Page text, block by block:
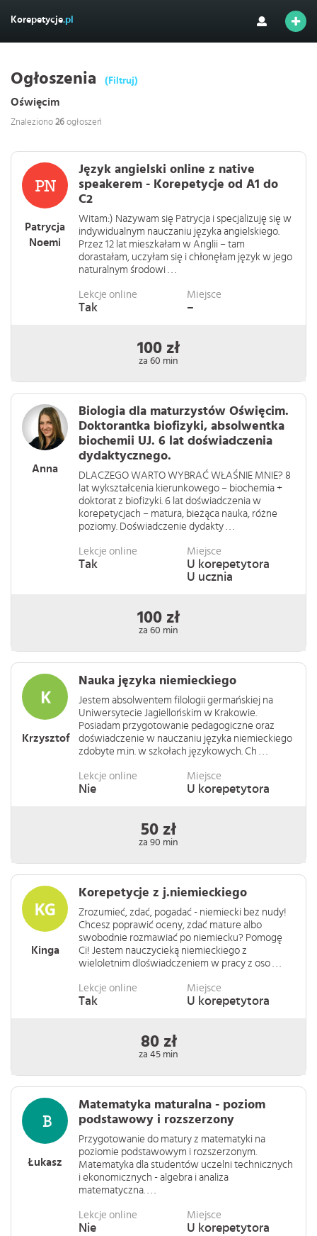
Korepetycje.pl
Ogłoszenia (Filtruj)
Oświęcim
Znaleziono 26 ogłoszeń
Patrycja
Noemi
Język angielski online z native
speakerem - Korepetycje od A1 do
C2
Witam:) Nazywam się Patrycja i specjalizuję się w
indywidualnym nauczaniu języka angielskiego.
Przez 12 lat mieszkałam w Anglii – tam
dorastałam, uczyłam się i chłonęłam język w jego
naturalnym środowi . . .
Lekcje online
Tak
Miejsce
–
100 zł
za 60 min
Anna
Biologia dla maturzystów Oświęcim.
Doktorantka biofizyki, absolwentka
biochemii UJ. 6 lat doświadczenia
dydaktycznego.
DLACZEGO WARTO WYBRAĆ WŁAŚNIE MNIE? 8
lat wykształcenia kierunkowego – biochemia +
doktorat z biofizyki. 6 lat doświadczenia w
korepetycjach – matura, bieżąca nauka, różne
poziomy. Doświadczenie dydakty . . .
Lekcje online
Tak
Miejsce
U korepetytora
U ucznia
100 zł
za 60 min
Krzysztof
Nauka języka niemieckiego
Jestem absolwentem filologii germańskiej na
Uniwersytecie Jagiellońskim w Krakowie.
Posiadam przygotowanie pedagogiczne oraz
doświadczenie w nauczaniu języka niemieckiego
zdobyte m.in. w szkołach językowych. Ch . . .
Lekcje online
Nie
Miejsce
U korepetytora
50 zł
za 90 min
Kinga
Korepetycje z j.niemieckiego
Zrozumieć, zdać, pogadać - niemiecki bez nudy!
Chcesz poprawić oceny, zdać mature albo
swobodnie rozmawiać po niemiecku? Pomogę
Ci! Jestem nauczycieką niemieckiego z
wieloletnim dloświadczeniem w pracy z oso . . .
Lekcje online
Tak
Miejsce
U korepetytora
80 zł
za 45 min
Łukasz
Matematyka maturalna - poziom
podstawowy i rozszerzony
Przygotowanie do matury z matematyki na
poziomie podstawowym i rozszerzonym.
Matematyka dla studentów uczelni technicznych
i ekonomicznych - algebra i analiza
matematyczna. . . .
Lekcje online
Nie
Miejsce
U korepetytora